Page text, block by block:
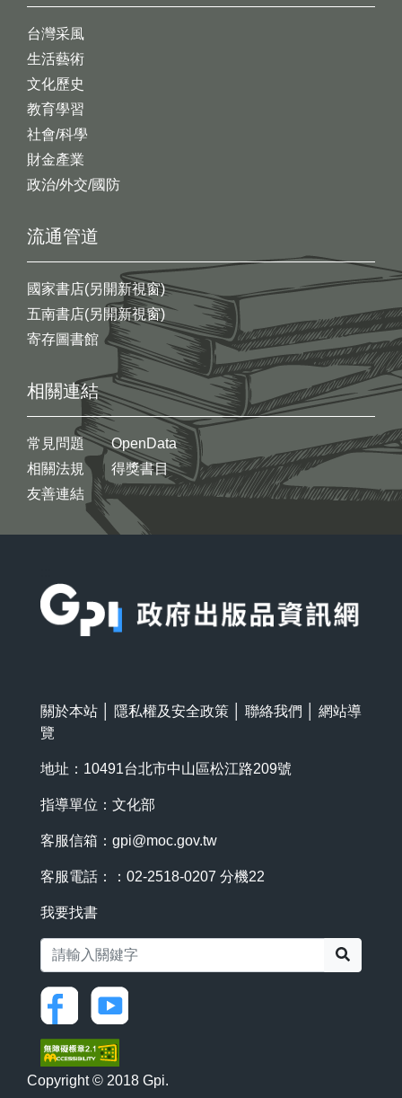
台灣采風
生活藝術
文化歷史
教育學習
社會/科學
財金產業
政治/外交/國防
流通管道
國家書店(另開新視窗)
五南書店(另開新視窗)
寄存圖書館
相關連結
常見問題
相關法規
友善連結
OpenData
得獎書目
關於本站 隱私權及安全政策 聯絡我們
網站導
覽
地址：10491台北市中山區松江路209號
指導單位：文化部
客服信箱： gpi@moc.gov.tw
客服電話：：02-2518-0207 分機22
我要找書
Copyright © 2018 Gpi.